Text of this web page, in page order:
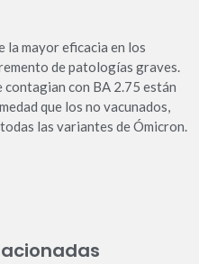
la mayor eficacia en los
de patologías graves.
contagian con BA 2.75 están
que los no vacunados,
las variantes de Ómicron.